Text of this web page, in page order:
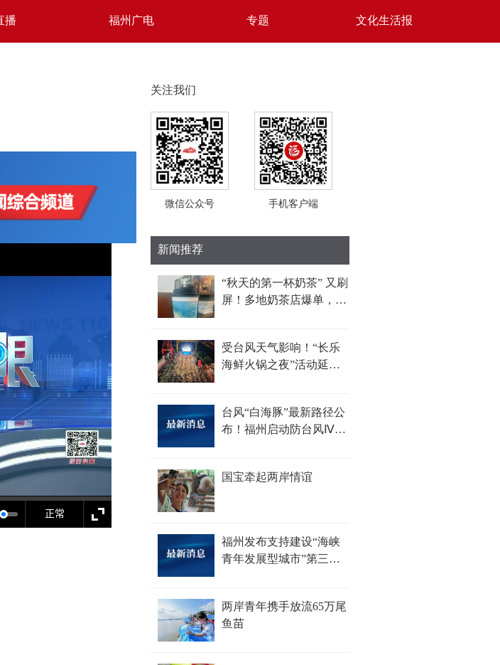
播 福州广电 专题 文化生活报
关注我们
微信公众号 手机客户端
新闻推荐
“秋天的第一杯奶茶” 又刷
屏！多地奶茶店爆单，福
受台风天气影响！“长乐
海鲜火锅之夜”活动延期
台风“白海豚”最新路径公
布！福州启动防台风Ⅳ级
国宝牵起两岸情谊
福州发布支持建设“海峡
青年发展型城市”第三批
两岸青年携手放流65万尾
鱼苗